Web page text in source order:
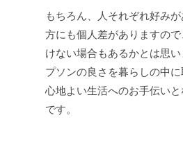
もちろん、人それぞれ好み
方にも個人差がありますの
けない場合もあるかとは思
プソンの良さを暮らしの中
心地よい生活へのお手伝い
です。